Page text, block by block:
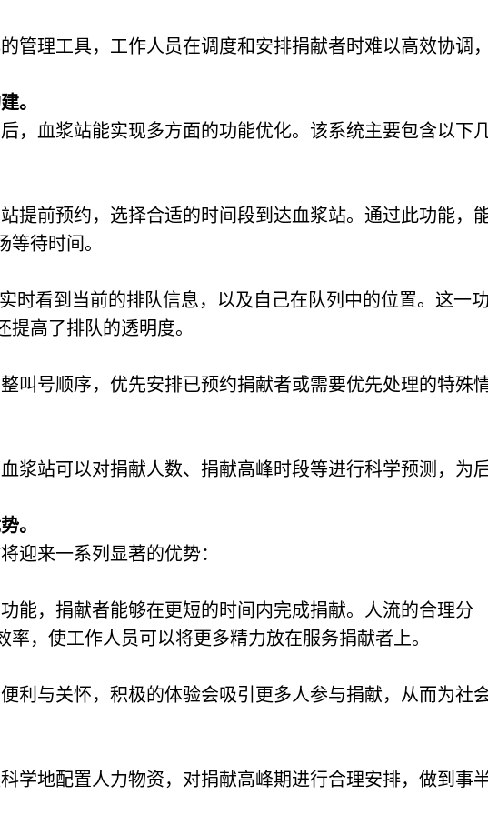
管理工具，工作人员在调度和安排捐献者时难以高效协调，
。
，血浆站能实现多方面的功能优化。该系统主要包含以下
提前预约，选择合适的时间段到达血浆站。通过此功能，
待时间。
时看到当前的排队信息，以及自己在队列中的位置。这一功
高了排队的透明度。
叫号顺序，优先安排已预约捐献者或需要优先处理的特殊
浆站可以对捐献人数、捐献高峰时段等进行科学预测，为
。
迎来一系列显著的优势：
能，捐献者能够在更短的时间内完成捐献。人流的合理分
，使工作人员可以将更多精力放在服务捐献者上。
利与关怀，积极的体验会吸引更多人参与捐献，从而为社
学地配置人力物资，对捐献高峰期进行合理安排，做到事